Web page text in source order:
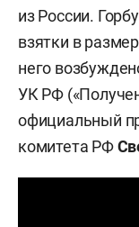
из России.
взятки в
него
УК РФ
официальный
комитета РФ